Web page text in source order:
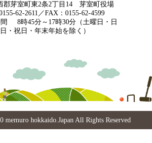
郡芽室町東2条2丁目14 芽室町役場
62-2611／FAX：0155-62-4599
8時45分～17時30分（土曜日・日
・祝日・年末年始を除く）
memuro hokkaido.Japan All Rights Reserved